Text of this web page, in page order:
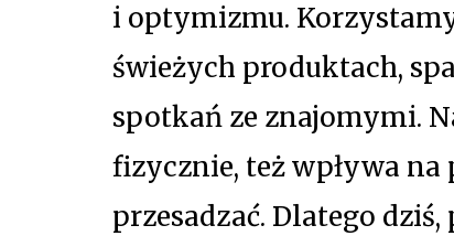
i optymizmu.
świeżych produktach,
spotkań ze znajomymi.
fizycznie, też wpływa
przesadzać. Dlatego